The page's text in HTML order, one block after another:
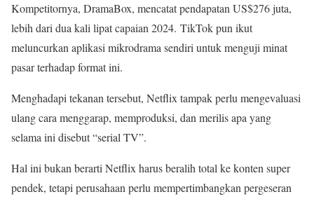
Kompetitornya, DramaBox, mencatat pendapatan US$276 juta,
lebih dari dua kali lipat capaian 2024. TikTok pun ikut
meluncurkan aplikasi mikrodrama sendiri untuk menguji minat
pasar terhadap format ini.
Menghadapi tekanan tersebut, Netflix tampak perlu mengevaluasi
ulang cara menggarap, memproduksi, dan merilis apa yang
selama ini disebut “serial TV”.
Hal ini bukan berarti Netflix harus beralih total ke konten super
pendek, tetapi perusahaan perlu mempertimbangkan pergeseran